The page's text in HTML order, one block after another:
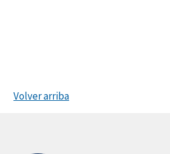
Volver arriba